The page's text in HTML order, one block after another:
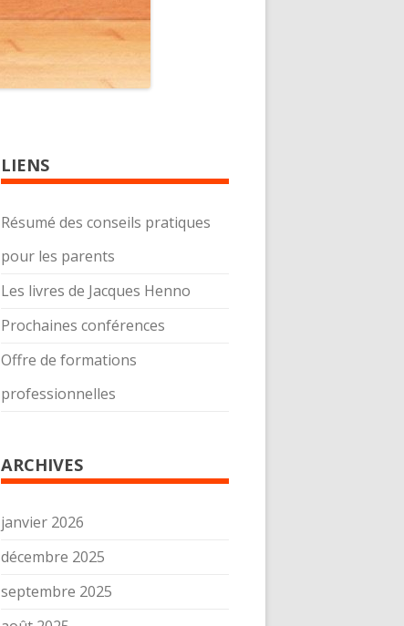
LIENS
Résumé des conseils pratiques
pour les parents
Les livres de Jacques Henno
Prochaines conférences
Offre de formations
professionnelles
ARCHIVES
janvier 2026
décembre 2025
septembre 2025